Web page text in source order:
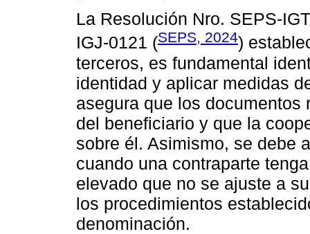
La Resolución Nro. SEPS-
IGJ-0121 (SEPS, 2024)
terceros, es fundamental
identidad y aplicar medidas
asegura que los
del beneficiario y que la
sobre él. Asimismo, se debe
cuando una contraparte
elevado que no se ajuste a
los procedimientos
denominación.